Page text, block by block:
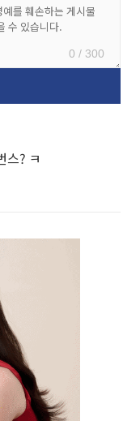
0 / 300
스? ㅋ